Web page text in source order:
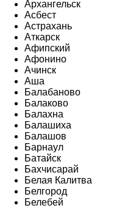
Архангельск
Асбест
Астрахань
Аткарск
Афипский
Афонино
Ачинск
Аша
Балабаново
Балаково
Балахна
Балашиха
Балашов
Барнаул
Батайск
Бахчисарай
Белая Калитва
Белгород
Белебей